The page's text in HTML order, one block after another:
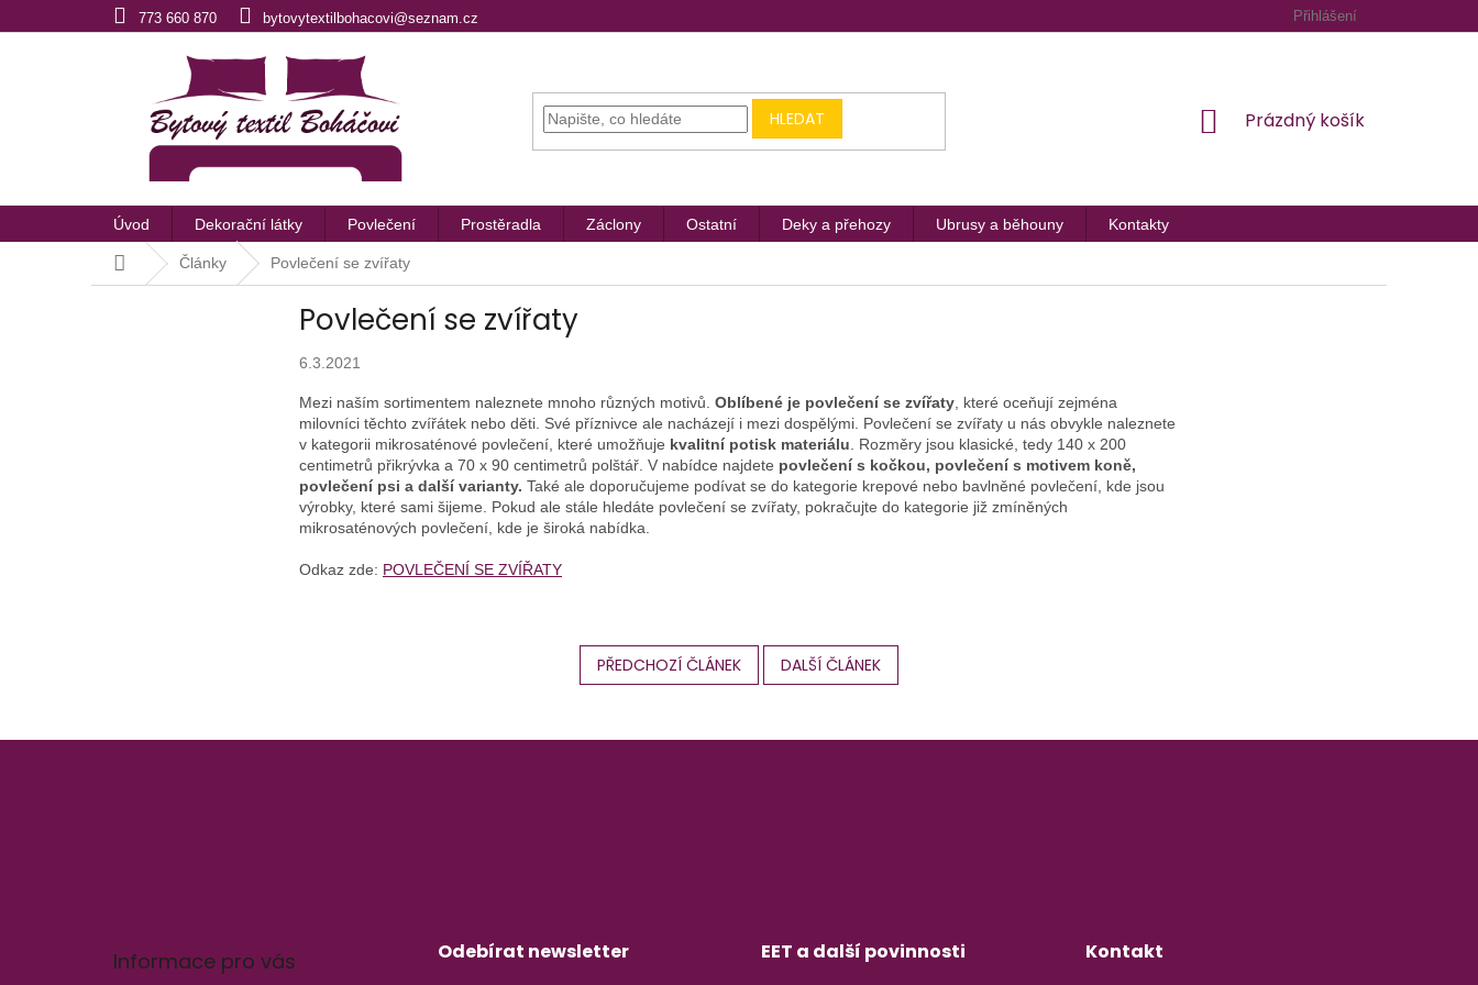
na
773 660 870 bytovytextilbohacovi@seznam.cz Přihlášení
HLEDAT
NÁKUPNÍ
Prázdný košík
Úvod Dekorační látky Povlečení Prostěradla Záclony Ostatní Deky a přehozy Ubrusy a běhouny Kontakty
Domů Články Povlečení se zvířaty
Povlečení se zvířaty
6.3.2021
Mezi naším sortimentem naleznete mnoho různých motivů. Oblíbené je povlečení se zvířaty , které oceňují zejména
milovníci těchto zvířátek nebo děti. Své příznivce ale nacházejí i mezi dospělými. Povlečení se zvířaty u nás obvykle naleznete
v kategorii mikrosaténové povlečení, které umožňuje kvalitní potisk materiálu . Rozměry jsou klasické, tedy 140 x 200
centimetrů přikrývka a 70 x 90 centimetrů polštář. V nabídce najdete povlečení s kočkou, povlečení s motivem koně,
povlečení psi a další varianty. Také ale doporučujeme podívat se do kategorie krepové nebo bavlněné povlečení, kde jsou
výrobky, které sami šijeme. Pokud ale stále hledáte povlečení se zvířaty, pokračujte do kategorie již zmíněných
mikrosaténových povlečení, kde je široká nabídka.
Odkaz zde: POVLEČENÍ SE ZVÍŘATY
PŘEDCHOZÍ ČLÁNEK DALŠÍ ČLÁNEK
Informace pro vás Odebírat newsletter EET a další povinnosti Kontakt